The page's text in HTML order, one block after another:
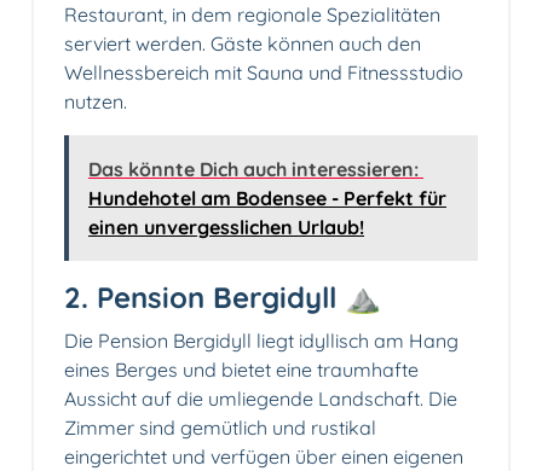
Restaurant, in dem regionale Spezialitäten
serviert werden. Gäste können auch den
Wellnessbereich mit Sauna und Fitnessstudio
nutzen.
Das könnte Dich auch interessieren:
Hundehotel am Bodensee - Perfekt für
einen unvergesslichen Urlaub!
2. Pension Bergidyll ⛰️
Die Pension Bergidyll liegt idyllisch am Hang
eines Berges und bietet eine traumhafte
Aussicht auf die umliegende Landschaft. Die
Zimmer sind gemütlich und rustikal
eingerichtet und verfügen über einen eigenen